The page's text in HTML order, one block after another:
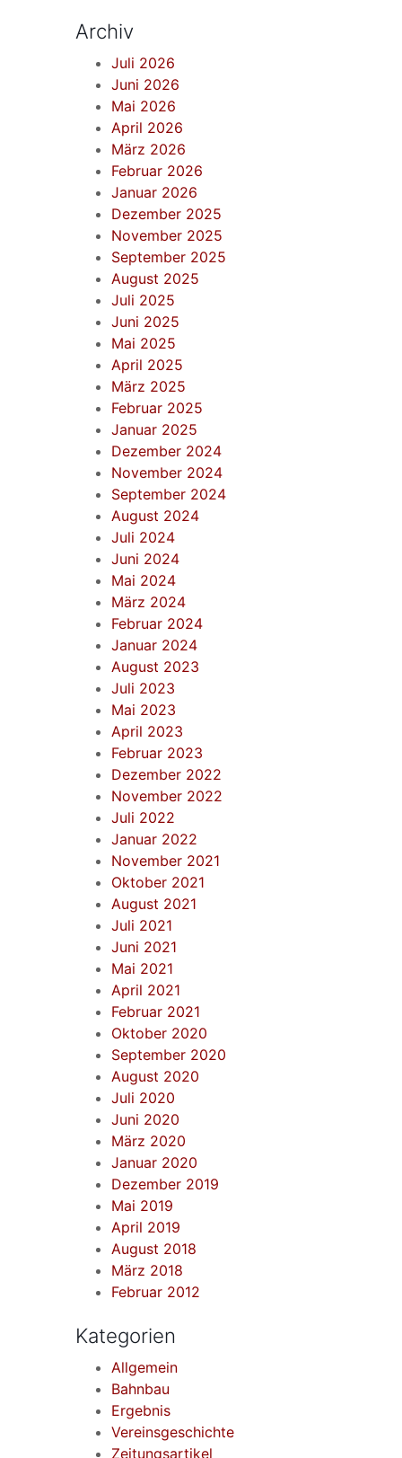
Archiv
Juli 2026
Juni 2026
Mai 2026
April 2026
März 2026
Februar 2026
Januar 2026
Dezember 2025
November 2025
September 2025
August 2025
Juli 2025
Juni 2025
Mai 2025
April 2025
März 2025
Februar 2025
Januar 2025
Dezember 2024
November 2024
September 2024
August 2024
Juli 2024
Juni 2024
Mai 2024
März 2024
Februar 2024
Januar 2024
August 2023
Juli 2023
Mai 2023
April 2023
Februar 2023
Dezember 2022
November 2022
Juli 2022
Januar 2022
November 2021
Oktober 2021
August 2021
Juli 2021
Juni 2021
Mai 2021
April 2021
Februar 2021
Oktober 2020
September 2020
August 2020
Juli 2020
Juni 2020
März 2020
Januar 2020
Dezember 2019
Mai 2019
April 2019
August 2018
März 2018
Februar 2012
Kategorien
Allgemein
Bahnbau
Ergebnis
Vereinsgeschichte
Zeitungsartikel